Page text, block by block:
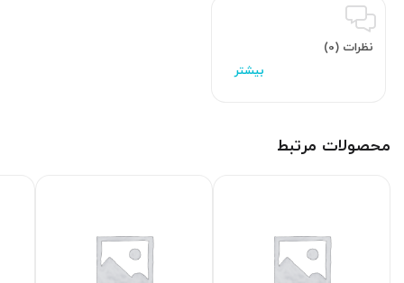
نظرات (0)
محصولات مرتبط